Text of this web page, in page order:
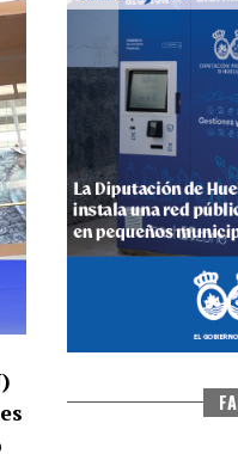
CUARTA
COLOMBINAS
hace 6 días·